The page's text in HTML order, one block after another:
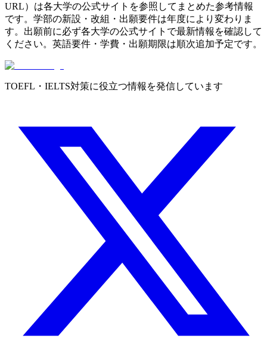
URL）は各大学の公式サイトを参照してまとめた参考情報
です。学部の新設・改組・出願要件は年度により変わりま
す。出願前に必ず各大学の公式サイトで最新情報を確認して
ください。英語要件・学費・出願期限は順次追加予定です。
TOEFL・IELTS対策に役立つ情報を発信しています